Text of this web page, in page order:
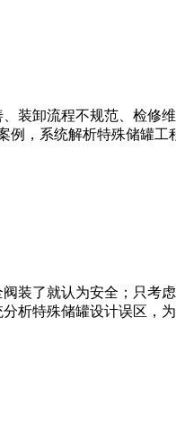
装卸流程不规范、检修
，系统解析特殊储罐
装了就认为安全；只考
析特殊储罐设计误区，